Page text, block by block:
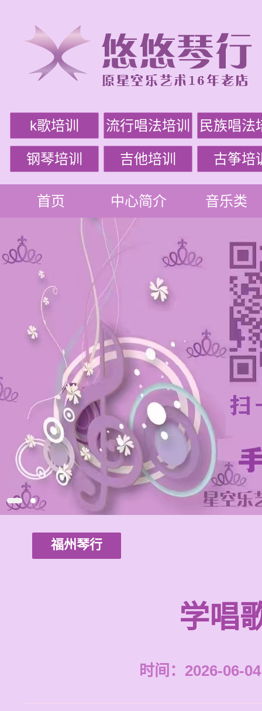
k歌培训 流行唱法培训 民族唱法
钢琴培训 吉他培训 古筝培
首页 中心简介 音乐类
福州琴行
学唱
时间：2026-06-